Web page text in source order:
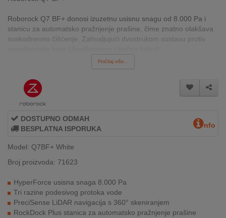
GAME
NALOG
AKCIJE
BRENDOVI
NOVO
PONUDI
KONTAKT
Roborock Q7 BF+ donosi izuzetnu usisnu snagu od 8.000 Pa i
stanicu za automatsko pražnjenje prašine, čime znatno olakšava
svakodnevno čišćenje. Zahvaljujući dvostrukom sustavu protiv
Pročitaj više...
DOSTUPNO ODMAH
BESPLATNA ISPORUKA
nfo
Model: Q7BF+ White
Broj proizvoda: 71623
HyperForce usisna snaga 8.000 Pa
Tri razine podesivog protoka vode
PreciSense LiDAR navigacija s 360° skeniranjem
RockDock Plus stanica za automatsko pražnjenje prašine